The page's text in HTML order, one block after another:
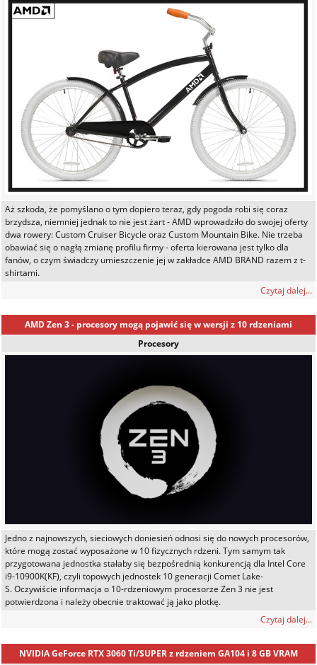
Aż szkoda, że pomyślano o tym dopiero teraz, gdy pogoda robi się coraz
brzydsza, niemniej jednak to nie jest żart - AMD wprowadziło do swojej oferty
dwa rowery: Custom Cruiser Bicycle oraz Custom Mountain Bike. Nie trzeba
obawiać się o nagłą zmianę profilu firmy - oferta kierowana jest tylko dla
fanów, o czym świadczy umieszczenie jej w zakładce AMD BRAND razem z t-
shirtami.
Czytaj dalej...
AMD Zen 3 - procesory mogą pojawić się w wersji z 10 rdzeniami
Procesory
Jedno z najnowszych, sieciowych doniesień odnosi się do nowych procesorów,
które mogą zostać wyposażone w 10 fizycznych rdzeni. Tym samym tak
przygotowana jednostka stałaby się bezpośrednią konkurencją dla Intel Core
i9-10900K(KF), czyli topowych jednostek 10 generacji Comet Lake-
S. Oczywiście informacja o 10-rdzeniowym procesorze Zen 3 nie jest
potwierdzona i należy obecnie traktować ją jako plotkę.
Czytaj dalej...
NVIDIA GeForce RTX 3060 Ti/SUPER z rdzeniem GA104 i 8 GB VRAM